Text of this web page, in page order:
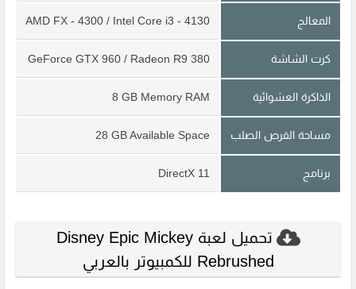
المعالج AMD FX - 4300 / Intel Core i3 - 4130
كرت الشاشة GeForce GTX 960 / Radeon R9 380
الذاكرة العشوائية 8 GB Memory RAM
مساحة القرص الصلب 28 GB Available Space
برنامج DirectX 11
تحميل لعبة Disney Epic Mickey
Rebrushed للكمبيوتر بالعربي